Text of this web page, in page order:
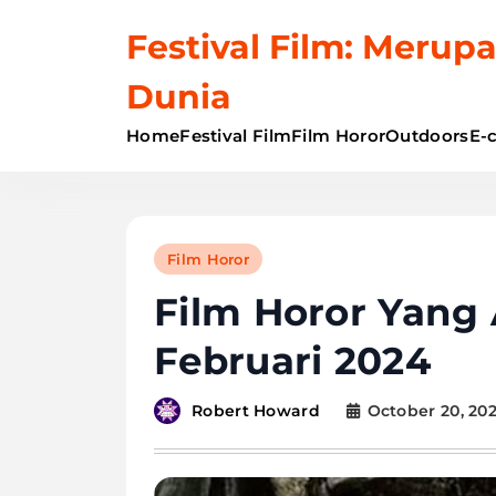
Festival Film:
Dunia
HomeFestival FilmFilm HororOutdoorsE-
Film Horor
Film Horor Yang
Februari 2024
Robert Howard October 20,